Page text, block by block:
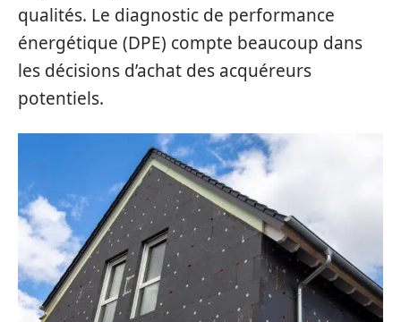
qualités. Le diagnostic de performance
énergétique (DPE) compte beaucoup dans
les décisions d’achat des acquéreurs
potentiels.